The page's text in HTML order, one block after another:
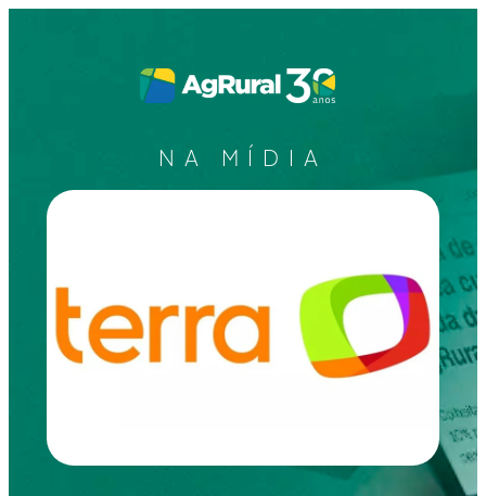
NA MÍDIA